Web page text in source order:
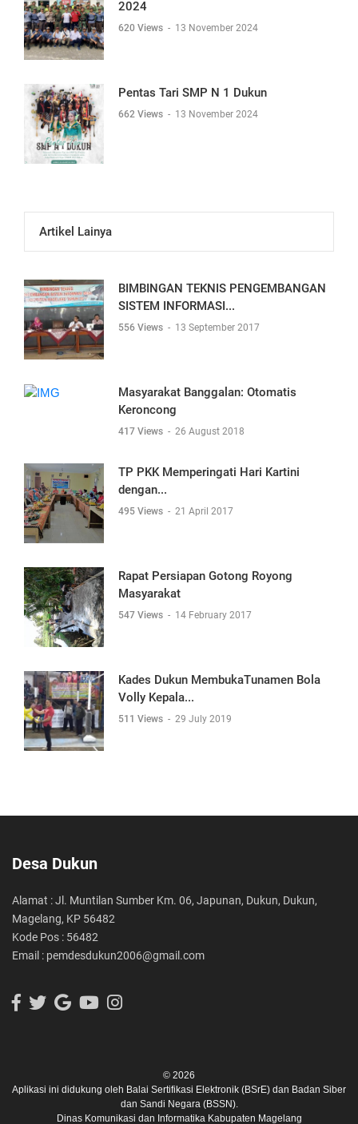
2024
620 Views - 13 November 2024
Pentas Tari SMP N 1 Dukun
662 Views - 13 November 2024
Artikel Lainya
BIMBINGAN TEKNIS PENGEMBANGAN
SISTEM INFORMASI...
556 Views - 13 September 2017
Masyarakat Banggalan: Otomatis
Keroncong
417 Views - 26 August 2018
TP PKK Memperingati Hari Kartini
dengan...
495 Views - 21 April 2017
Rapat Persiapan Gotong Royong
Masyarakat
547 Views - 14 February 2017
Kades Dukun MembukaTunamen Bola
Volly Kepala...
511 Views - 29 July 2019
Desa Dukun
Alamat : Jl. Muntilan Sumber Km. 06, Japunan, Dukun, Dukun,
Magelang, KP 56482
Kode Pos : 56482
Email : pemdesdukun2006@gmail.com
© 2026
Aplikasi ini didukung oleh Balai Sertifikasi Elektronik (BSrE) dan Badan Siber
dan Sandi Negara (BSSN).
Dinas Komunikasi dan Informatika Kabupaten Magelang